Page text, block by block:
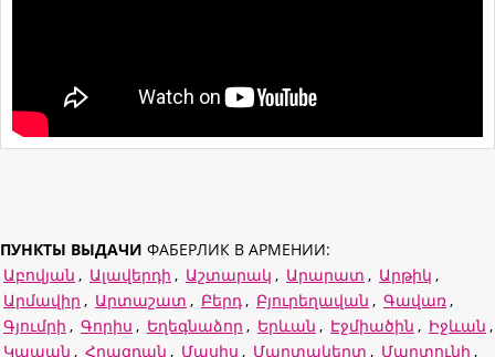
ПУНКТЫ ВЫДАЧИ ФАБЕРЛИК В АРМЕНИИ:
Աբովյան , Ալավերդի , Աշտարակ , Արարատ , Արթիկ ,
Արմավիր , Արտաշատ , Բերդ , Բյուրեղավան , Գավառ ,
Գյումրի , Գորիս , Եղեգնաձոր , Երևան , Էջմիածին , Իջևան ,
Կապան , Հրազդան , Մասիս , Մարտակերտ , Մարտունի ,